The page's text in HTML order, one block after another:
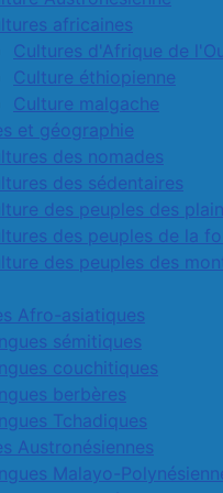
africaines
Cultures d'Afrique de
Culture éthiopienne
Culture malgache
et géographie
des nomades
des sédentaires
des peuples des
des peuples de la
des peuples des
Afro-asiatiques
sémitiques
couchitiques
berbères
Tchadiques
Austronésiennes
Malayo-